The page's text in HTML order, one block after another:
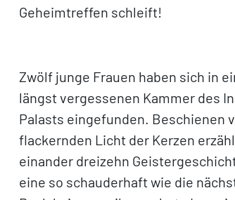
Geheimtreffen schleift!
Zwölf junge Frauen haben sich in
längst vergessenen Kammer des
Palasts eingefunden. Beschienen
flackernden Licht der Kerzen
einander dreizehn
eine so schauderhaft wie die